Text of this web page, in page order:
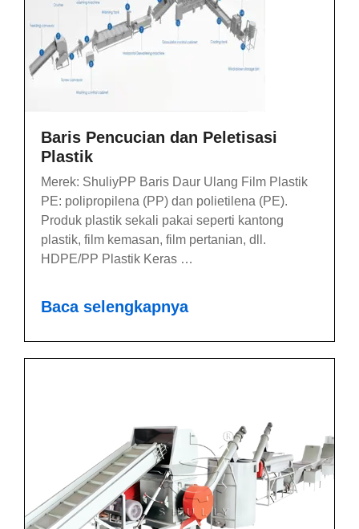
Baris Pencucian dan Peletisasi
Plastik
Merek: ShuliyPP Baris Daur Ulang Film Plastik
PE: polipropilena (PP) dan polietilena (PE).
Produk plastik sekali pakai seperti kantong
plastik, film kemasan, film pertanian, dll.
HDPE/PP Plastik Keras …
Baca selengkapnya